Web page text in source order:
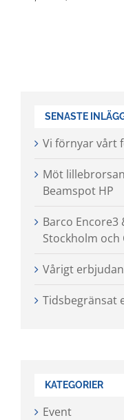
SENASTE
Vi förnyar vårt
Möt
Beamspot HP
Barco Encore3
Stockholm
Vårigt
Tidsbegränsat
KATEGORIER
Event